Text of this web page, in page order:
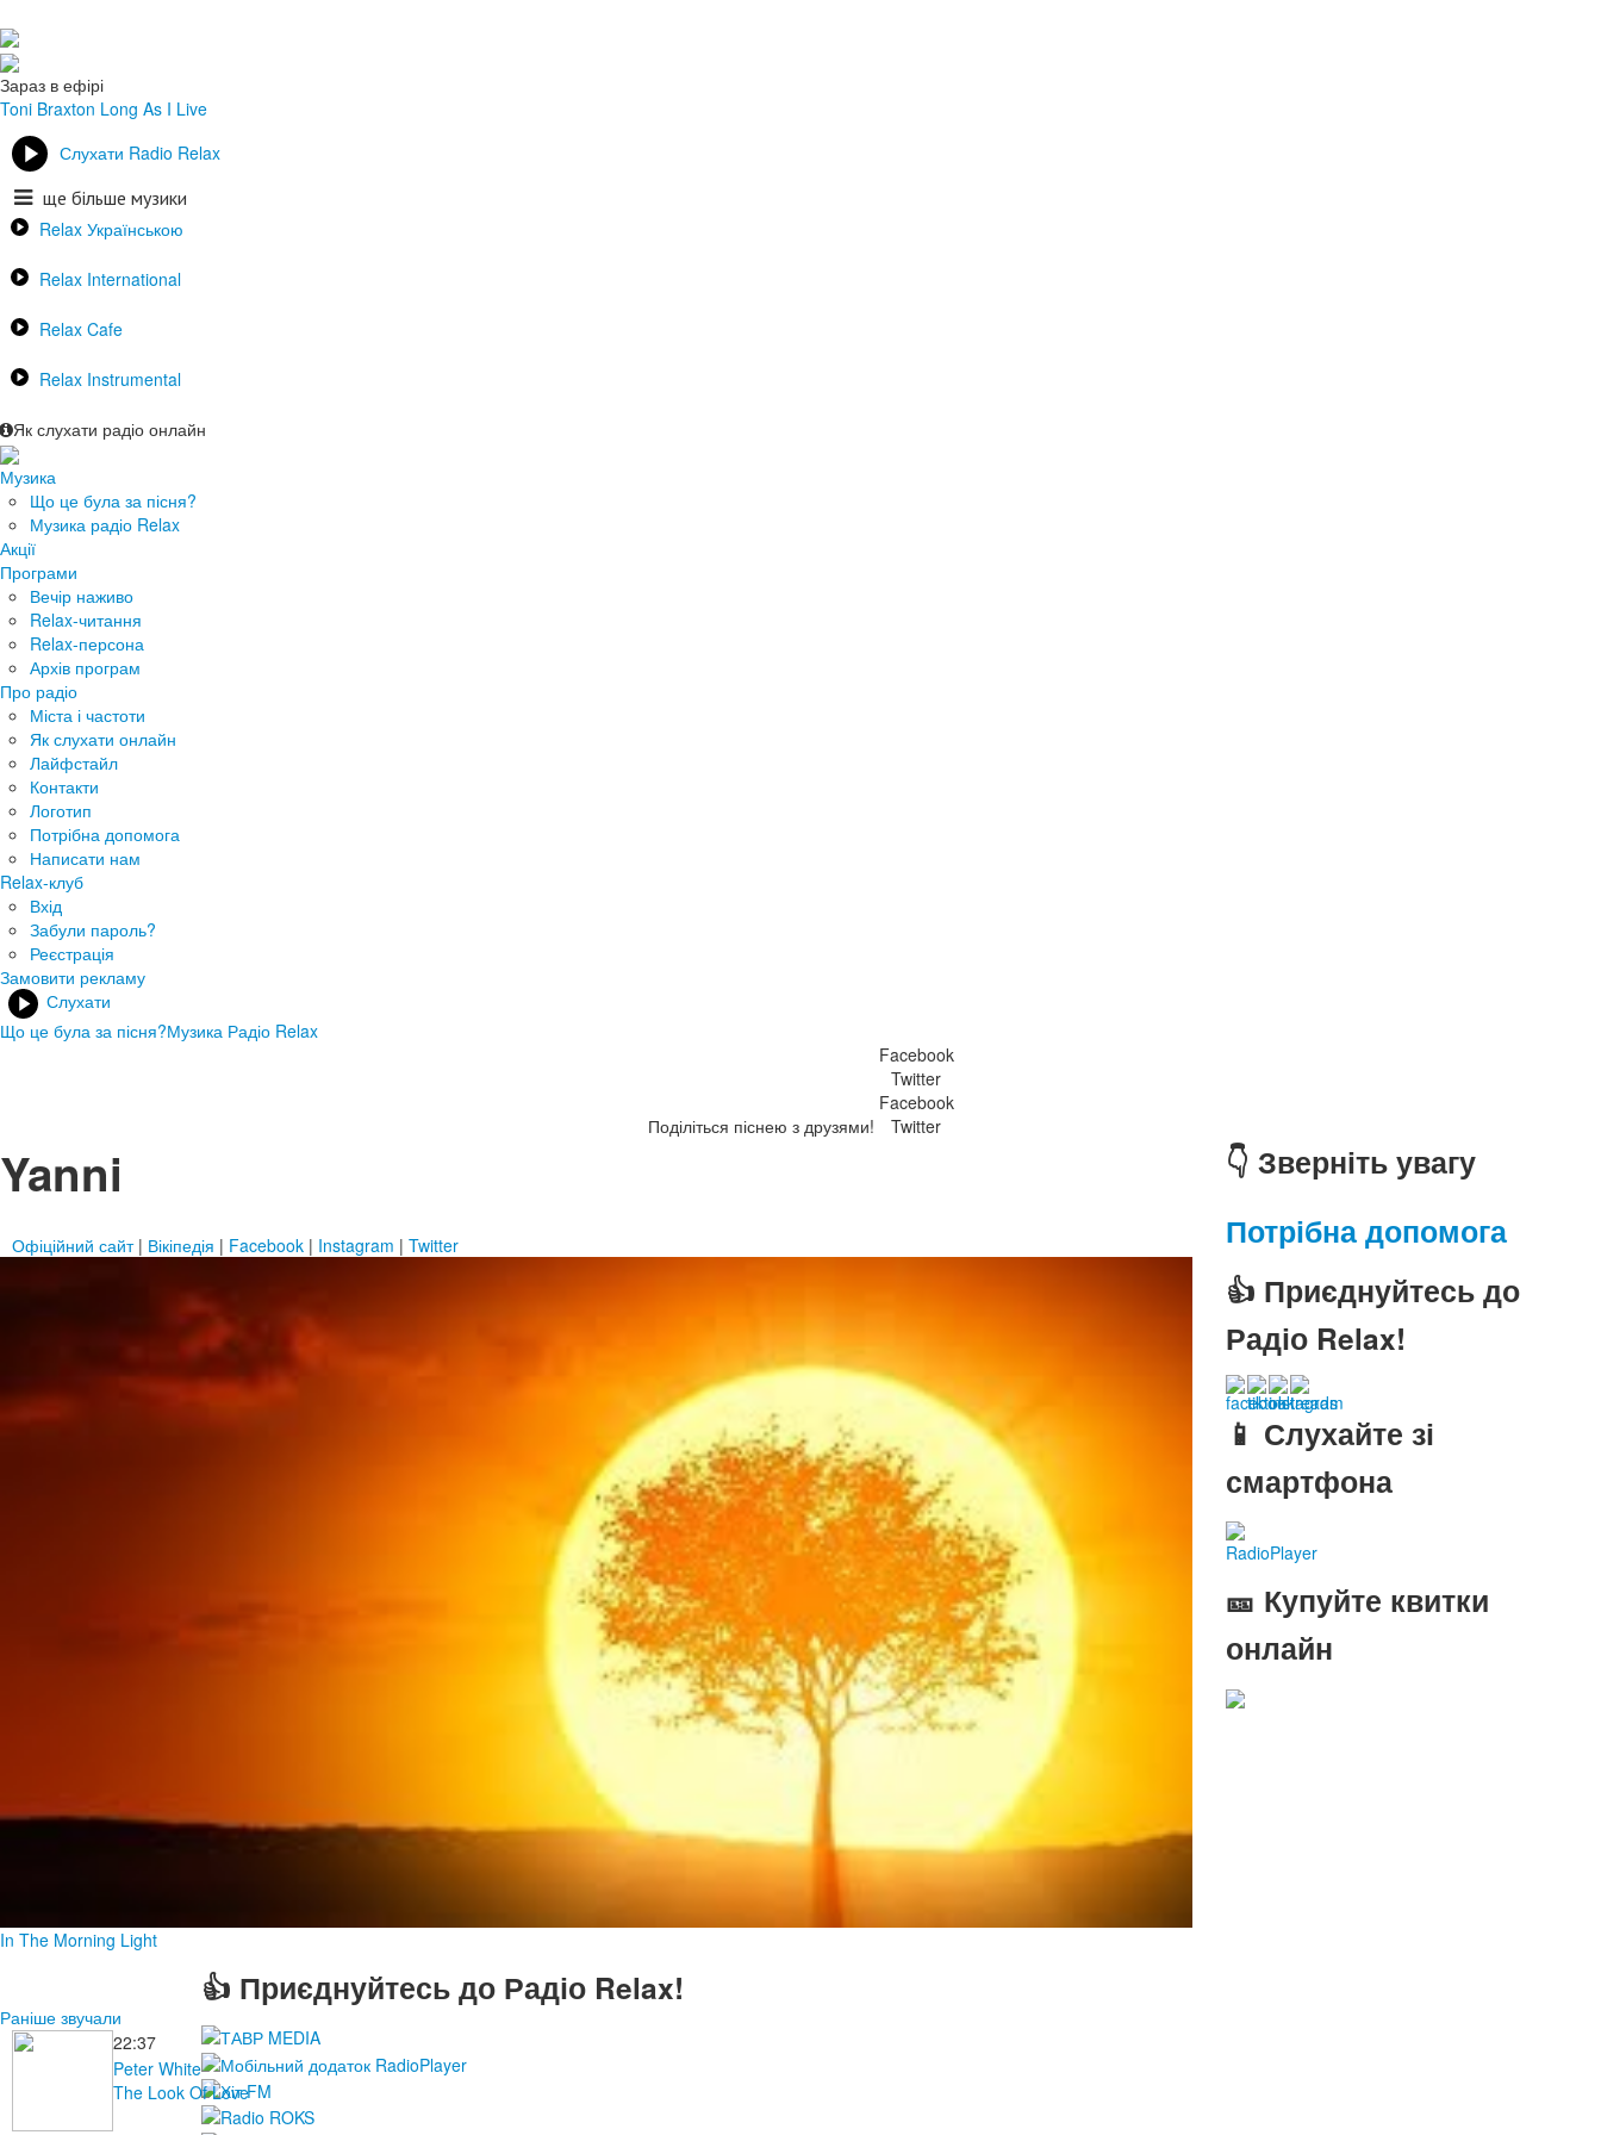
Зараз в ефірі
Toni Braxton Long As I Live
Раніше звучали
22:37
Peter White
The Look Of Love
Слухати Radio Relax
ще більше музики
Relax Українською
Relax International
Relax Cafe
Relax Instrumental
Як слухати радіо онлайн
Музика
Що це була за пісня?
Музика радіо Relax
Акції
Програми
Вечір наживо
Relax-читання
Relax-персона
Архів програм
Про радіо
Міста і частоти
Як слухати онлайн
Лайфстайл
Контакти
Логотип
Потрібна допомога
Написати нам
Relax-клуб
Вхід
Забули пароль?
Реєстрація
Замовити рекламу
Слухати
Що це була за пісня?Музика Радіо Relax
Поділіться піснею з друзями!
Facebook
Twitter
Facebook
Twitter
Yanni
Офіційний сайт| Вікіпедія | Facebook | Instagram | Twitter
In The Morning Light
👇 Зверніть увагу
Потрібна допомога
👍 Приєднуйтесь до
Радіо Relax!
📱 Слухайте зі
смартфона
RadioPlayer
🎫 Купуйте квитки
онлайн
👍 Приєднуйтесь до Радіо Relax!